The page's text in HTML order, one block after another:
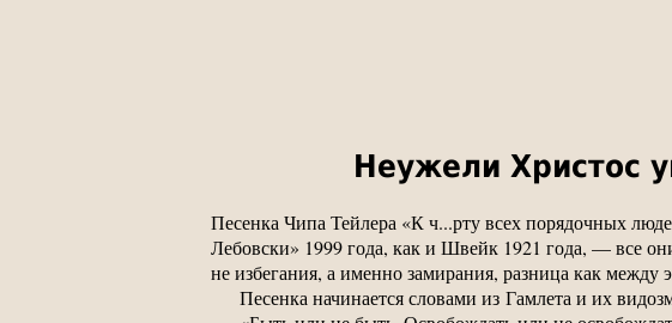
Неужели Христос
Песенка Чипа Тейлера «К ч...рту всех порядочных
Лебовски» 1999 года, как и Швейк 1921 года, — все
не избегания, а именно замирания, разница как между
Песенка начинается словами из Гамлета и их